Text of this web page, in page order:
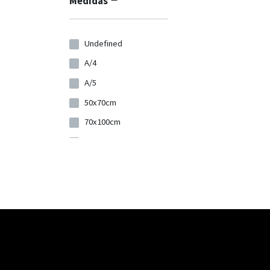
A6 / 105X148mm
Undefined
A/4
A/5
50x70cm
70x100cm